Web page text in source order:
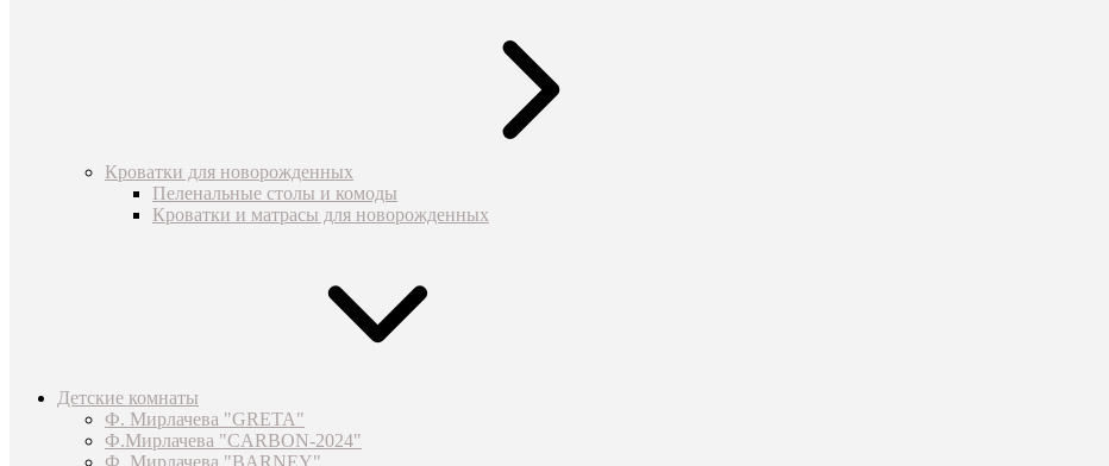
Кроватки для новорожденных
Пеленальные столы и комоды
Кроватки и матрасы для новорожденных
Детские комнаты
Ф. Мирлачева "GRETA"
Ф.Мирлачева "CARBON-2024"
Ф. Мирлачева "BARNEY"